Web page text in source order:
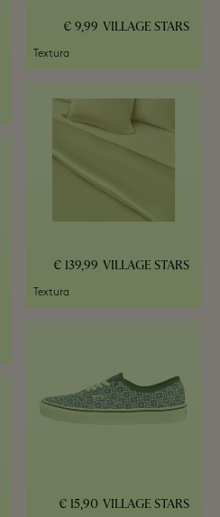
VILLAGE STARS
9,99 €
Textura
VILLAGE STARS
139,99 €
Textura
VILLAGE STARS
15,90 €